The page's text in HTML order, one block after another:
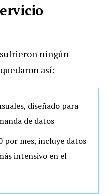
sufrieron ningún
así:
diseñado para
de datos
por mes, incluye datos
intensivo en el